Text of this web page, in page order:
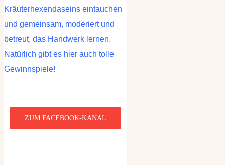
Kräuterhexendaseins eintauchen
und gemeinsam, moderiert und
betreut, das Handwerk lernen.
Natürlich gibt es hier auch tolle
Gewinnspiele!
ZUM FACEBOOK-KANAL